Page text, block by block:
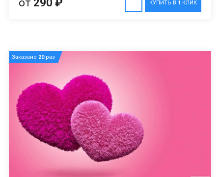
КУПИТЬ В 1 КЛИК
от 290 ₽
Заказано 20раз